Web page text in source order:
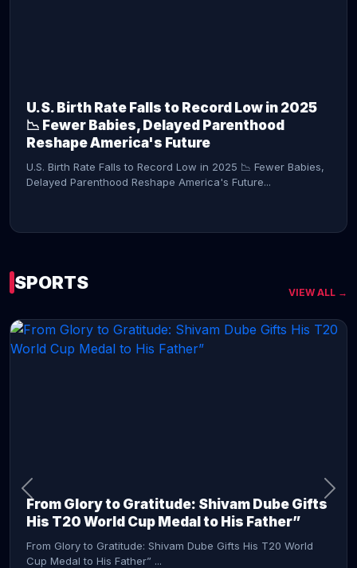
U.S. Birth Rate Falls to Record Low in 2025
📉 Fewer Babies, Delayed Parenthood
Reshape America's Future
U.S. Birth Rate Falls to Record Low in 2025 📉 Fewer Babies,
Delayed Parenthood Reshape America's Future...
SPORTS VIEW ALL →
From Glory to Gratitude: Shivam Dube Gifts
His T20 World Cup Medal to His Father”
From Glory to Gratitude: Shivam Dube Gifts His T20 World
Cup Medal to His Father” ...